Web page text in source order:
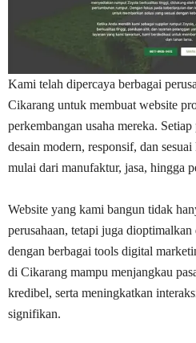
Kami telah dipercaya berbagai
Cikarang untuk membuat website
perkembangan usaha mereka.
desain modern, responsif, dan
mulai dari manufaktur, jasa, hingga
Website yang kami bangun tidak
perusahaan, tetapi juga
dengan berbagai tools digital
di Cikarang mampu menjangkau
kredibel, serta meningkatkan
signifikan.